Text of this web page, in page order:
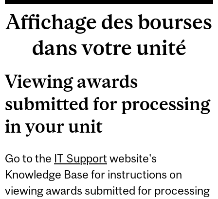
Affichage des bourses
dans votre unité
Viewing awards
submitted for processing
in your unit
Go to the IT Support website's
Knowledge Base for instructions on
viewing awards submitted for processing